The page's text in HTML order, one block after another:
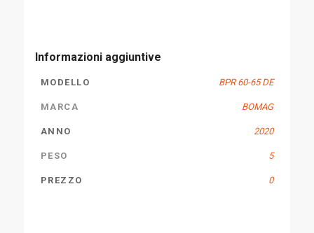
Informazioni aggiuntive
MODELLO BPR 60-65 DE
MARCA BOMAG
ANNO 2020
PESO 5
PREZZO 0